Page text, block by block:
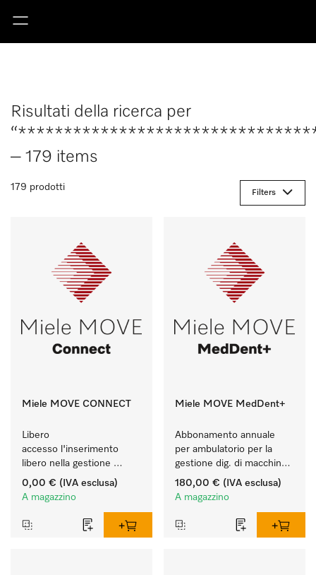
Risultati della ricerca per
– 179 items
179 prodotti
Filters
Miele MOVE CONNECT
Libero
accesso l'inserimento
libero nella gestione
digitale delle macchine
Miele Professional.
0,00 € (IVA esclusa)
A magazzino
Miele MOVE MedDent+
Abbonamento annuale
per ambulatorio per la
gestione dig. di macchine
Miele Professional con
tracciabilità processi.
180,00 € (IVA esclusa)
A magazzino